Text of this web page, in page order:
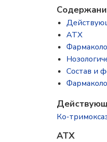
ATX
Состав и
Ко-
ATX